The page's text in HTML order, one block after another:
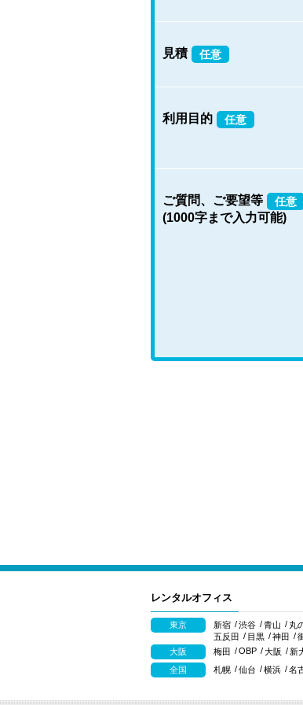
見積 任意
利用目的 任意
ご質問、ご要望等 任意
(1000字まで入力可能)
レンタルオフィス
東京 新宿 渋谷 青山 丸
五反田
目黒 神田
大阪
梅田 OBP 大阪 新
全国
札幌 仙台 横浜 名